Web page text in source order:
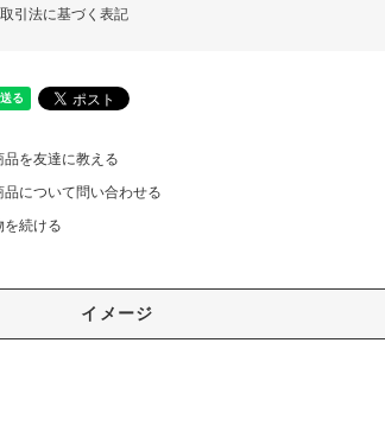
引法に基づく表記
品を友達に教える
品について問い合わせる
を続ける
イメージ